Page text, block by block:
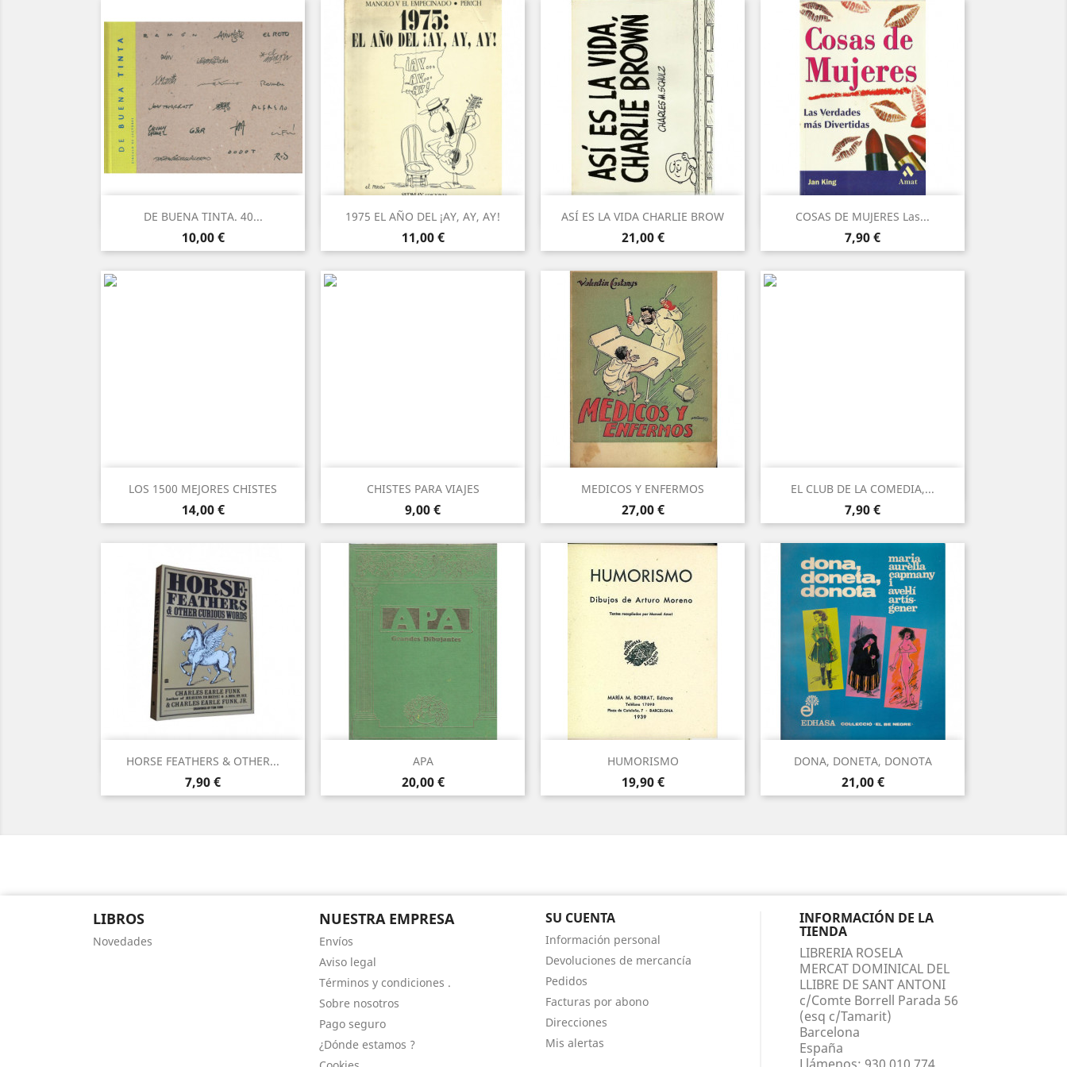
DE BUENA TINTA. 40...
Precio
10,00 €
Vista rápida 1975 EL AÑO DEL ¡AY, AY, AY!
Precio
11,00 €
Vista rápida ASÍ ES LA VIDA CHARLIE BROW
Precio
21,00 €
Vista rápida COSAS DE MUJERES Las...
Precio
7,90 €
 Vista rápida
LOS 1500 MEJORES CHISTES
Precio
14,00 €
Vista rápida CHISTES PARA VIAJES
Precio
9,00 €
Vista rápida MEDICOS Y ENFERMOS
Precio
27,00 €
Vista rápida EL CLUB DE LA COMEDIA,...
Precio
7,90 €
 Vista rápida
HORSE FEATHERS & OTHER...
Precio
7,90 €
Vista rápida APA
Precio
20,00 €
Vista rápida HUMORISMO
Precio
19,90 €
Vista rápida DONA, DONETA, DONOTA
Precio
21,00 €
Vista rápida
LIBROS
Novedades
NUESTRA EMPRESA
Envíos
Aviso legal
Términos y condiciones .
Sobre nosotros
Pago seguro
¿Dónde estamos ?
SU CUENTA
Información personal
Devoluciones de mercancía
Pedidos
Facturas por abono
Direcciones
Mis alertas
INFORMACIÓN DE LA
TIENDA
LIBRERIA ROSELA
MERCAT DOMINICAL DEL
LLIBRE DE SANT ANTONI
c/Comte Borrell Parada 56
(esq c/Tamarit)
Barcelona
España